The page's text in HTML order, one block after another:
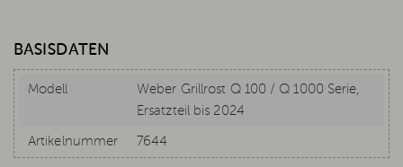
BASISDATEN
Modell
Weber Grillrost Q 100 / Q 1000 Serie,
Ersatzteil bis 2024
Artikelnummer 7644